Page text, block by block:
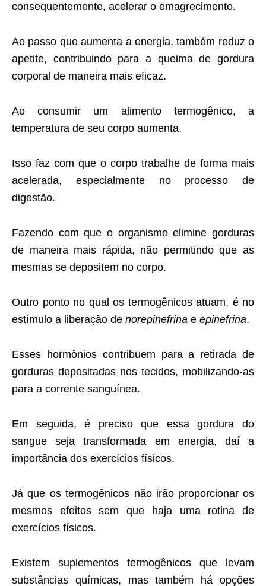
consequentemente, acelerar o emagrecimento.
Ao passo que aumenta a energia, também reduz o
apetite, contribuindo para a queima de gordura
corporal de maneira mais eficaz.
Ao consumir um alimento termogênico, a
temperatura de seu corpo aumenta.
Isso faz com que o corpo trabalhe de forma mais
acelerada, especialmente no processo de
digestão.
Fazendo com que o organismo elimine gorduras
de maneira mais rápida, não permitindo que as
mesmas se depositem no corpo.
Outro ponto no qual os termogênicos atuam, é no
estímulo a liberação de norepinefrina e epinefrina.
Esses hormônios contribuem para a retirada de
gorduras depositadas nos tecidos, mobilizando-as
para a corrente sanguínea.
Em seguida, é preciso que essa gordura do
sangue seja transformada em energia, daí a
importância dos exercícios físicos.
Já que os termogênicos não irão proporcionar os
mesmos efeitos sem que haja uma rotina de
exercícios físicos.
Existem suplementos termogênicos que levam
substâncias químicas, mas também há opções